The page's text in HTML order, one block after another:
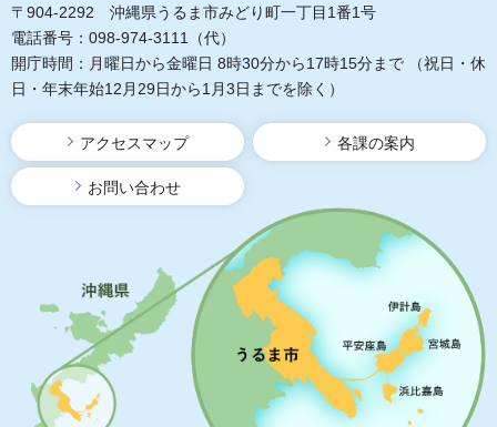
〒904-2292 沖縄県うるま市みどり町一丁目1番1号
電話番号：098-974-3111（代）
開庁時間：月曜日から金曜日 8時30分から17時15分まで
（祝日・休
日・年末年始12月29日から1月3日までを除く）
アクセスマップ 各課の案内
お問い合わせ